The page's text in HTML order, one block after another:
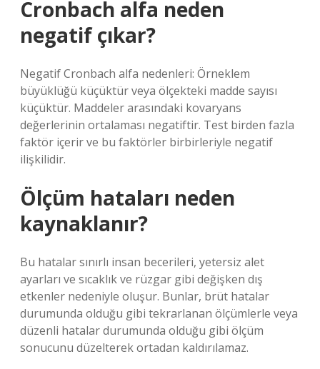
Cronbach alfa neden
negatif çıkar?
Negatif Cronbach alfa nedenleri: Örneklem
büyüklüğü küçüktür veya ölçekteki madde sayısı
küçüktür. Maddeler arasındaki kovaryans
değerlerinin ortalaması negatiftir. Test birden fazla
faktör içerir ve bu faktörler birbirleriyle negatif
ilişkilidir.
Ölçüm hataları neden
kaynaklanır?
Bu hatalar sınırlı insan becerileri, yetersiz alet
ayarları ve sıcaklık ve rüzgar gibi değişken dış
etkenler nedeniyle oluşur. Bunlar, brüt hatalar
durumunda olduğu gibi tekrarlanan ölçümlerle veya
düzenli hatalar durumunda olduğu gibi ölçüm
sonucunu düzelterek ortadan kaldırılamaz.